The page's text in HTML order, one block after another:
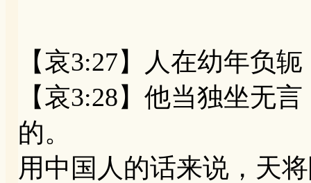
【哀3:27】人在幼年负
【哀3:28】他当独坐无
的。
用中国人的话来说，天